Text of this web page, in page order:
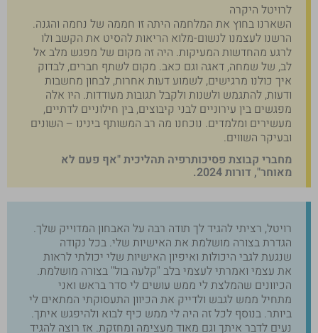
לרויטל היקרה
השארנו בחוץ את המלחמה היתה זו חממה של נחמה והגנה.
הרשנו לעצמנו לנשום-מלוא הריאות להסיט את הקשב ולו
לרגע מהחדשות המעיקות. היה זה מקום של מפגש מלב אל
לב, של שמחה, דאגה וגם כאב. מקום לשתף חברים, לבדוק
איך כולנו מרגישים, לשמוע דעות אחרות, לבחון מחשבות
ודעות, להתגמש ולשנות ולקבל תגובות מעודדות. היו אלה
מפגשים בין עירוניים לבני קיבוצים, בין חילוניים לדתיים,
מעשירים ומלמדים. נוכחנו מה רב המשותף בינינו – השונים
ובעיקר השווים.
מחברי קבוצת פסיכותרפיה תהליכית "אף פעם לא
מאוחר", דורות 2024.
רויטל, רציתי להגיד לך תודה רבה על האבחון המדוייק שלך.
הגדרת בצורה מושלמת את האישיות שלי. בכל נקודה
שנגעת לגבי היכולות ואיפיון האישיות שלי יכולתי לראות
את עצמי ואמרתי לעצמי בלב "קלעה בול" בצורה מושלמת.
הכיוונים שהמלצת לי ממש עושים לי סדר בראש ואני
מתחיל ממש לגבש ולדייק את הכיוון התעסוקתי המתאים לי
ביותר. בנוסף לכל זה היה לי ממש כיף לבוא ולהיפגש איתך.
נעים לדבר איתך וגם מאוד מעצימה ומחזקת. אז רוצה להגיד